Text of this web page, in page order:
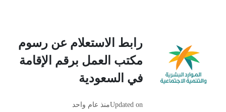
رابط الاستعلام عن رسوم
مكتب العمل برقم الإقامة
في السعودية
Updated onمنذ عام واحد